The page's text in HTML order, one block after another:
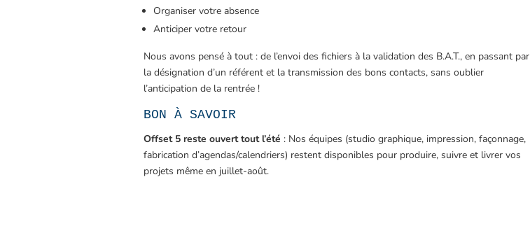
Organiser votre absence
Anticiper votre retour
Nous avons pensé à tout : de l’envoi des fichiers à la validation des B.A.T., en passant par
la désignation d’un référent et la transmission des bons contacts, sans oublier
l’anticipation de la rentrée !
BON À SAVOIR
Offset 5 reste ouvert tout l’été : Nos équipes (studio graphique, impression, façonnage,
fabrication d’agendas/calendriers) restent disponibles pour produire, suivre et livrer vos
projets même en juillet-août.